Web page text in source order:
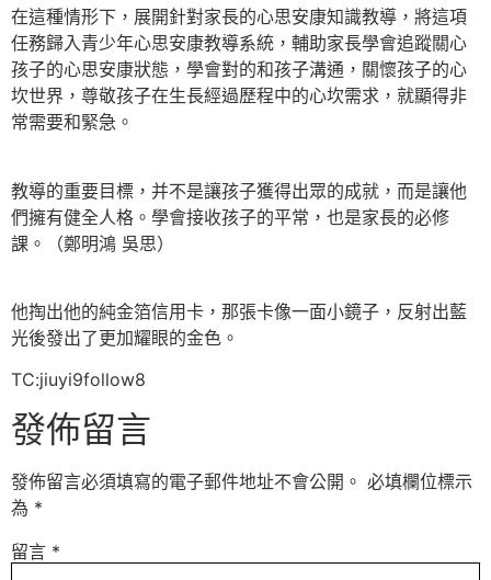
在這種情形下，展開針對家長的心思安康知識教導，將這項
任務歸入青少年心思安康教導系統，輔助家長學會追蹤關心
孩子的心思安康狀態，學會對的和孩子溝通，關懷孩子的心
坎世界，尊敬孩子在生長經過歷程中的心坎需求，就顯得非
常需要和緊急。
教導的重要目標，并不是讓孩子獲得出眾的成就，而是讓他
們擁有健全人格。學會接收孩子的平常，也是家長的必修
課。（鄭明鴻 吳思）
他掏出他的純金箔信用卡，那張卡像一面小鏡子，反射出藍
光後發出了更加耀眼的金色。
TC:jiuyi9follow8
發佈留言
發佈留言必須填寫的電子郵件地址不會公開。 必填欄位標示
為 *
留言 *